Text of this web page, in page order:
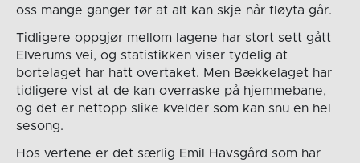
oss mange ganger før at alt kan skje når fløyta går.
Tidligere oppgjør mellom lagene har stort sett gått
Elverums vei, og statistikken viser tydelig at
bortelaget har hatt overtaket. Men Bækkelaget har
tidligere vist at de kan overraske på hjemmebane,
og det er nettopp slike kvelder som kan snu en hel
sesong.
Hos vertene er det særlig Emil Havsgård som har